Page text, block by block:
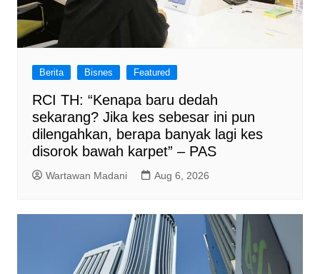
Berita Bisnes Featured
RCI TH: “Kenapa baru dedah
sekarang? Jika kes sebesar ini pun
dilengahkan, berapa banyak lagi kes
disorok bawah karpet” – PAS
Wartawan Madani Aug 6, 2026